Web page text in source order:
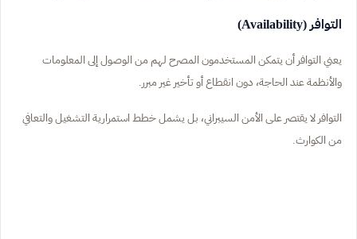
التوافر (Availability)
يعني التوافر أن يتمكن المستخدمون المصرح لهم من الوصول إلى المعلومات
والأنظمة عند الحاجة، دون انقطاع أو تأخير غير مبرر.
التوافر لا يقتصر على الأمن السيبراني، بل يشمل خطط استمرارية التشغيل والتعافي
من الكوارث.